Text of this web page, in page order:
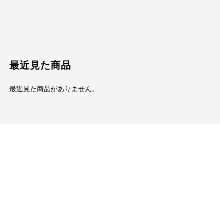
最近見た商品
最近見た商品がありません。